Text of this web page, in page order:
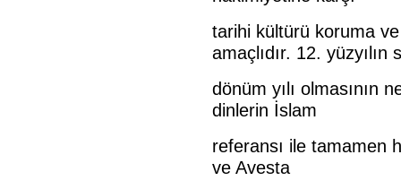
tarihi kültürü koruma
amaçlıdır. 12. yüzyılın
dönüm yılı olmasının
dinlerin İslam
referansı ile tamamen
ve Avesta